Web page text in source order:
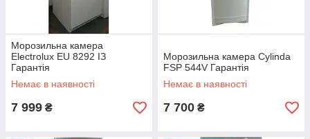
Морозильна камера
Electrolux EU 8292 ІЗ
Гарантія
Немає в наявності
7 999 ₴
Морозильна камера Cylinda
FSP 544V Гарантія
Немає в наявності
7 700 ₴